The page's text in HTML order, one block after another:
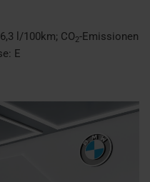
6,3 l/100km; CO2-Emissionen
E